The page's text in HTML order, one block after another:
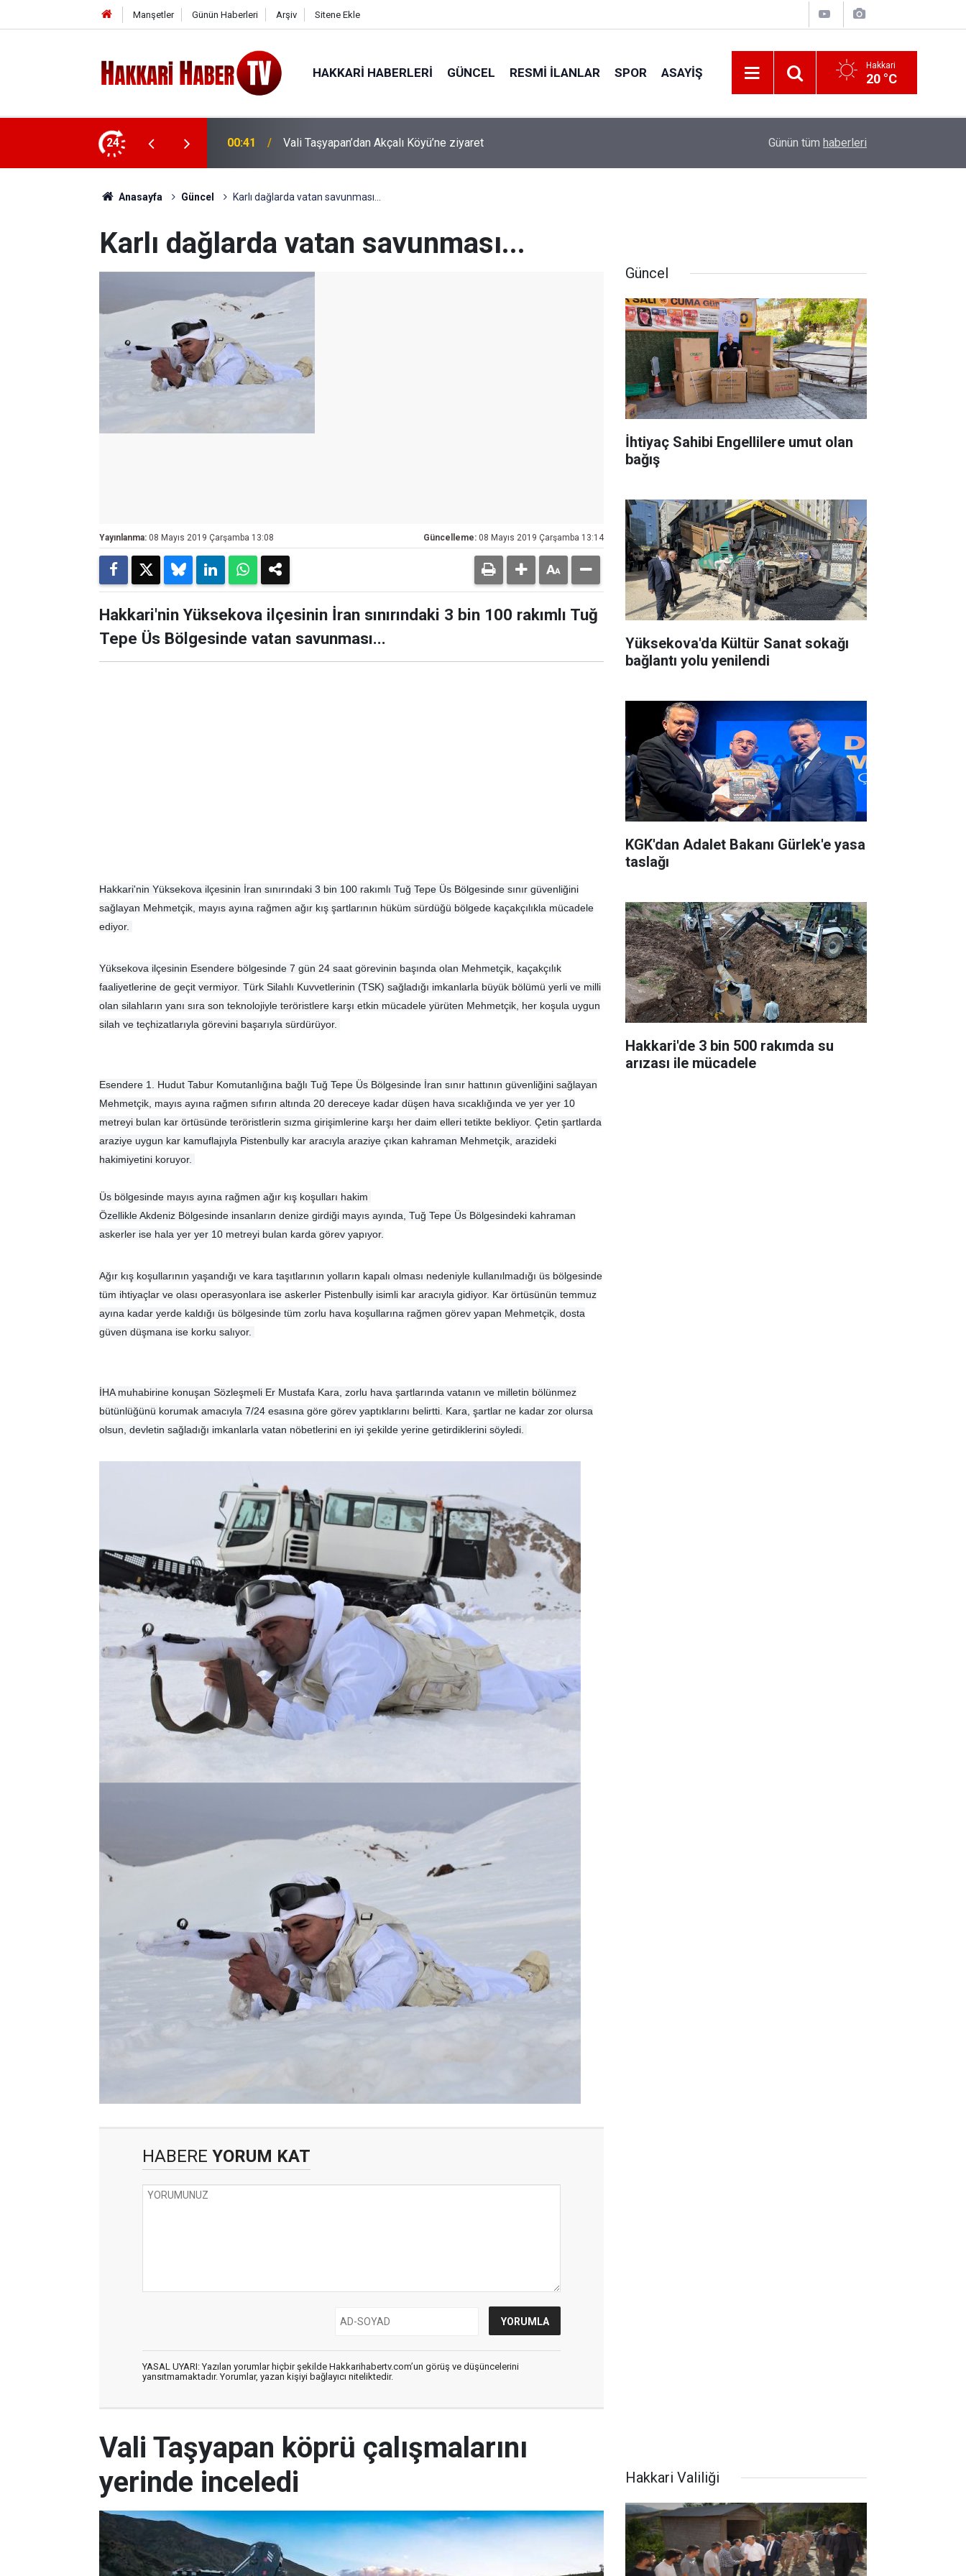
Manşetler Günün Haberleri Arşiv Sitene Ekle
HAKKARI HABERLERI GÜNCEL RESMI İLANLAR SPOR ASAYIŞ Hakkari
20 °C
24 00:37 Vali Taşyapan Akbulut Köyü’nü ziyaret etti Vali Taşyapan Kaymaklı Köyü’nü ziyaret etti
Günün tüm haberleri
Anasayfa Güncel Karlı dağlarda vatan savunması...
Karlı dağlarda vatan savunması...
Yayınlanma: 08 Mayıs 2019 Çarşamba 13:08 Güncelleme: 08 Mayıs 2019 Çarşamba 13:14
Hakkari'nin Yüksekova ilçesinin İran sınırındaki 3 bin 100 rakımlı Tuğ
Tepe Üs Bölgesinde vatan savunması...
Hakkari'nin Yüksekova ilçesinin İran sınırındaki 3 bin 100 rakımlı Tuğ Tepe Üs Bölgesinde sınır güvenliğini
sağlayan Mehmetçik, mayıs ayına rağmen ağır kış şartlarının hüküm sürdüğü bölgede kaçakçılıkla mücadele
ediyor.
Yüksekova ilçesinin Esendere bölgesinde 7 gün 24 saat görevinin başında olan Mehmetçik, kaçakçılık
faaliyetlerine de geçit vermiyor. Türk Silahlı Kuvvetlerinin (TSK) sağladığı imkanlarla büyük bölümü yerli ve milli
olan silahların yanı sıra son teknolojiyle teröristlere karşı etkin mücadele yürüten Mehmetçik, her koşula uygun
silah ve teçhizatlarıyla görevini başarıyla sürdürüyor.
Esendere 1. Hudut Tabur Komutanlığına bağlı Tuğ Tepe Üs Bölgesinde İran sınır hattının güvenliğini sağlayan
Mehmetçik, mayıs ayına rağmen sıfırın altında 20 dereceye kadar düşen hava sıcaklığında ve yer yer 10
metreyi bulan kar örtüsünde teröristlerin sızma girişimlerine karşı her daim elleri tetikte bekliyor. Çetin şartlarda
araziye uygun kar kamuflajıyla Pistenbully kar aracıyla araziye çıkan kahraman Mehmetçik, arazideki
hakimiyetini koruyor.
Üs bölgesinde mayıs ayına rağmen ağır kış koşulları hakim
Özellikle Akdeniz Bölgesinde insanların denize girdiği mayıs ayında, Tuğ Tepe Üs Bölgesindeki kahraman
askerler ise hala yer yer 10 metreyi bulan karda görev yapıyor.
Ağır kış koşullarının yaşandığı ve kara taşıtlarının yolların kapalı olması nedeniyle kullanılmadığı üs bölgesinde
tüm ihtiyaçlar ve olası operasyonlara ise askerler Pistenbully isimli kar aracıyla gidiyor. Kar örtüsünün temmuz
ayına kadar yerde kaldığı üs bölgesinde tüm zorlu hava koşullarına rağmen görev yapan Mehmetçik, dosta
güven düşmana ise korku salıyor.
İHA muhabirine konuşan Sözleşmeli Er Mustafa Kara, zorlu hava şartlarında vatanın ve milletin bölünmez
bütünlüğünü korumak amacıyla 7/24 esasına göre görev yaptıklarını belirtti. Kara, şartlar ne kadar zor olursa
olsun, devletin sağladığı imkanlarla vatan nöbetlerini en iyi şekilde yerine getirdiklerini söyledi.
HABERE YORUM KAT
YASAL UYARI: Yazılan yorumlar hiçbir şekilde Hakkarihabertv.com’un görüş ve düşüncelerini
yansıtmamaktadır. Yorumlar, yazan kişiyi bağlayıcı niteliktedir.
Güncel
İhtiyaç Sahibi Engellilere umut olan
bağış
Yüksekova'da Kültür Sanat sokağı
bağlantı yolu yenilendi
KGK'dan Adalet Bakanı Gürlek'e yasa
taslağı
Hakkari'de 3 bin 500 rakımda su
arızası ile mücadele
Vali Taşyapan köprü çalışmalarını
yerinde inceledi
Hakkari Valiliği